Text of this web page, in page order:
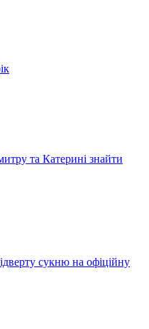
та Катерині знайти
сукню на офіційну